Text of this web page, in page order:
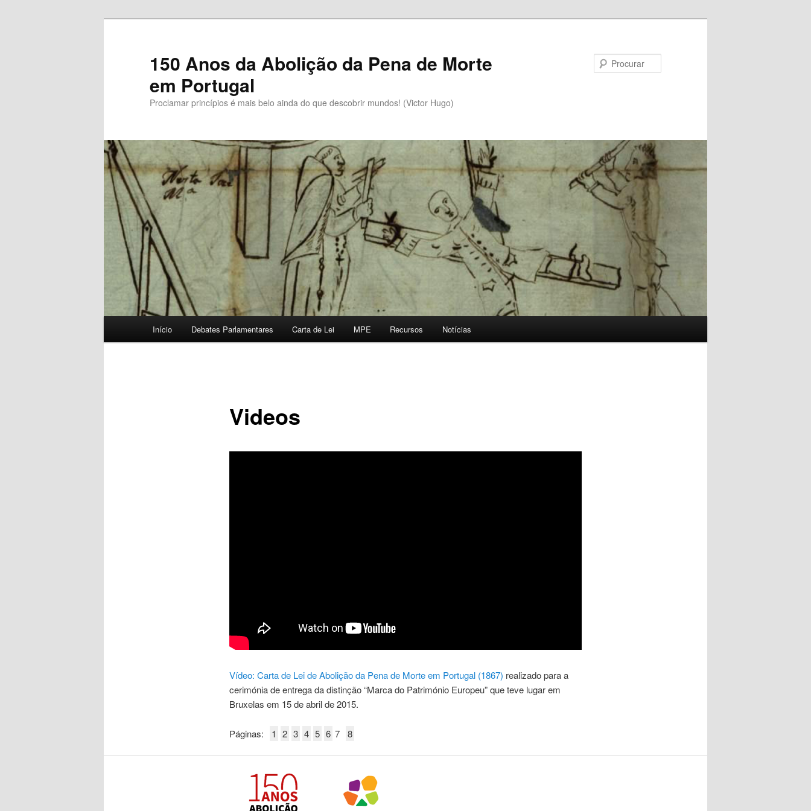
150 Anos da Abolição da Pena de Morte
em Portugal
Proclamar princípios é mais belo ainda do que descobrir mundos! (Victor Hugo)
Início Debates Parlamentares Carta de Lei MPE Recursos Notícias
Videos
Vídeo: Carta de Lei de Abolição da Pena de Morte em Portugal (1867) realizado para a
cerimónia de entrega da distinção “Marca do Património Europeu” que teve lugar em
Bruxelas em 15 de abril de 2015.
Páginas: 1 2 3 4 5 6 7 8